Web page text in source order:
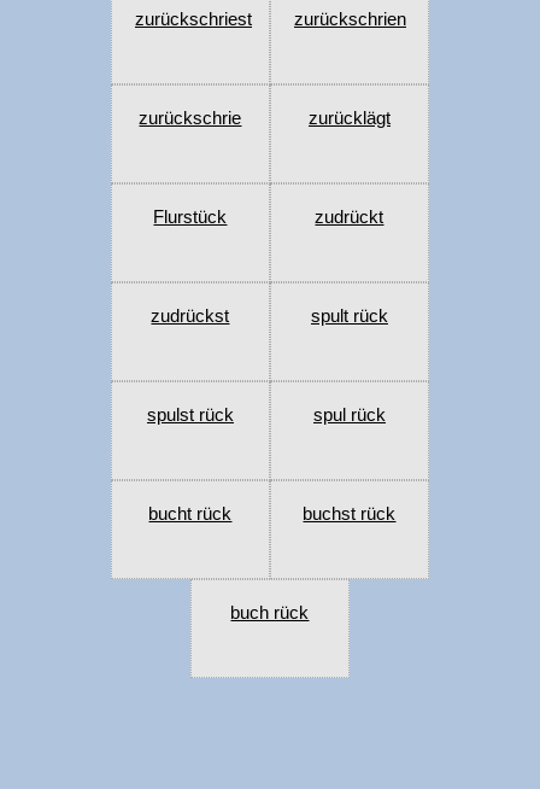
zurückschriest zurückschrien
zurückschrie zurücklägt
Flurstück zudrückt
zudrückst spult rück
spulst rück spul rück
bucht rück buchst rück
buch rück